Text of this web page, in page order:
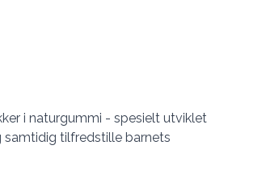
i naturgummi - spesielt utviklet
tilfredstille barnets